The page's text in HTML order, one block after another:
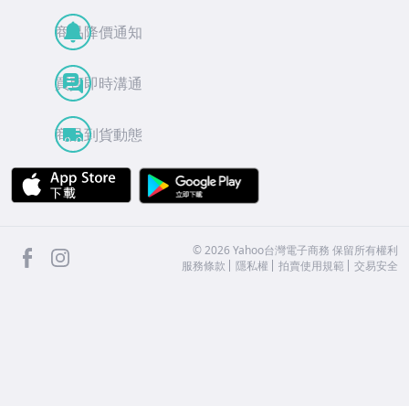
商品降價通知
買賣即時溝通
商品到貨動態
APP Store
facebook ©2026 Yahoo台灣電子商務 保留所有權利
服務條款
隱私權 拍賣使用規範 交易安全